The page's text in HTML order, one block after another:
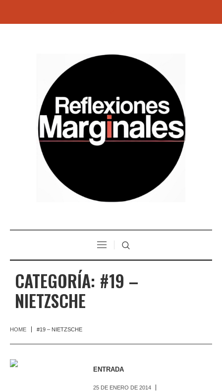
CATEGORÍA: #19 –
NIETZSCHE
HOME #19 – NIETZSCHE
ENTRADA
25 DE ENERO DE 2014